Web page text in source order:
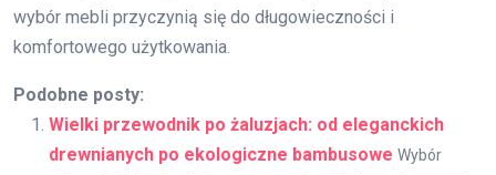
wybór mebli przyczynią się do długowieczności i
komfortowego użytkowania.
Podobne posty:
Wielki przewodnik po żaluzjach: od eleganckich
drewnianych po ekologiczne bambusowe Wybór